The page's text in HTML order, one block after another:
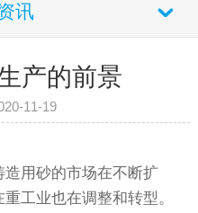
讯
产的前景
11-19
用砂的市场在不断扩
工业也在调整和转型。